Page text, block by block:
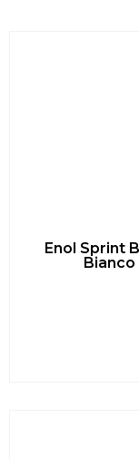
Enol Sprint